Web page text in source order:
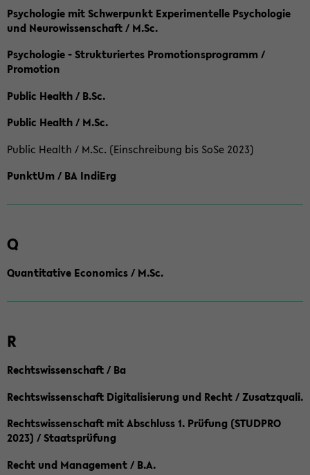
Psychologie mit Schwerpunkt Experimentelle Psychologie
und Neurowissenschaft / M.Sc.
Psychologie - Strukturiertes Promotionsprogramm /
Promotion
Public Health / B.Sc.
Public Health / M.Sc.
Public Health / M.Sc. (Einschreibung bis SoSe 2023)
PunktUm / BA IndiErg
Q
Quantitative Economics / M.Sc.
R
Rechtswissenschaft / Ba
Rechtswissenschaft Digitalisierung und Recht / Zusatzquali.
Rechtswissenschaft mit Abschluss 1. Prüfung (STUDPRO
2023) / Staatsprüfung
Recht und Management / B.A.